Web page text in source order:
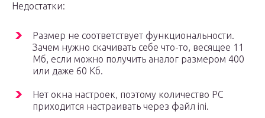
Недостатки:
Размер не соответствует функциональности.
Зачем нужно скачивать себе что-то, весящее 11
Мб, если можно получить аналог размером 400
или даже 60 Кб.
Нет окна настроек, поэтому количество РС
приходится настраивать через файл ini.